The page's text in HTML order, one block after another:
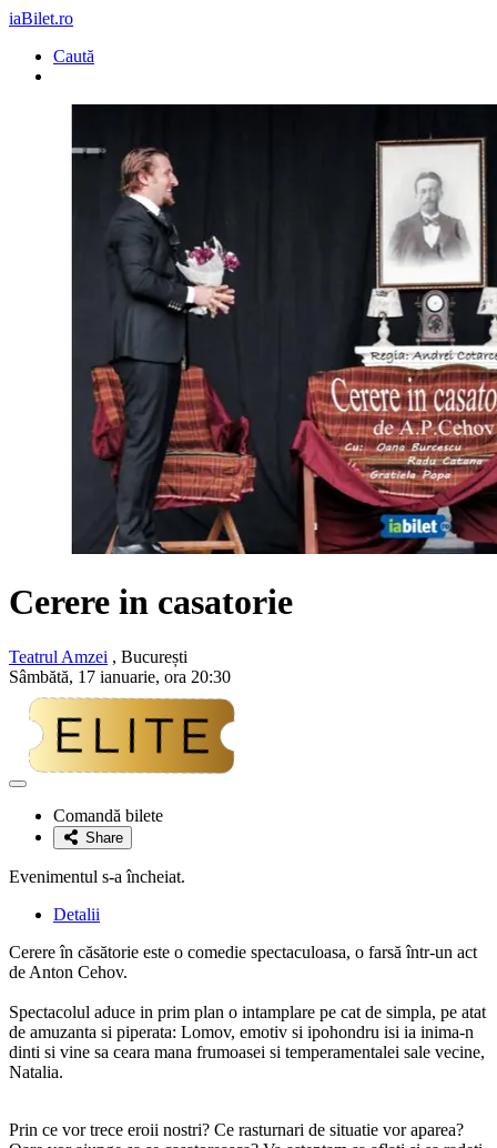
iaBilet.ro
Caută
Cerere in casatorie
Teatrul Amzei , București
Sâmbătă, 17 ianuarie, ora 20:30
Adaugă
favoriteComandă bilete
Share
Evenimentul s-a încheiat.
Detalii
Cerere în căsătorie este o comedie spectaculoasa, o farsă într-un act
de Anton Cehov.
Spectacolul aduce in prim plan o intamplare pe cat de simpla, pe atat
de amuzanta si piperata: Lomov, emotiv si ipohondru isi ia inima-n
dinti si vine sa ceara mana frumoasei si temperamentalei sale vecine,
Natalia.
Prin ce vor trece eroii nostri? Ce rasturnari de situatie vor aparea?